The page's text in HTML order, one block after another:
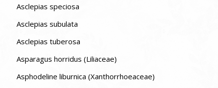
Asclepias speciosa
Asclepias subulata
Asclepias tuberosa
Asparagus horridus (Liliaceae)
Asphodeline liburnica (Xanthorrhoeaceae)